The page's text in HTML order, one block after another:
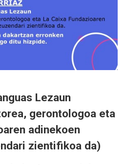
Lezaun
gerontologoa eta
adinekoen
zientifikoa da)